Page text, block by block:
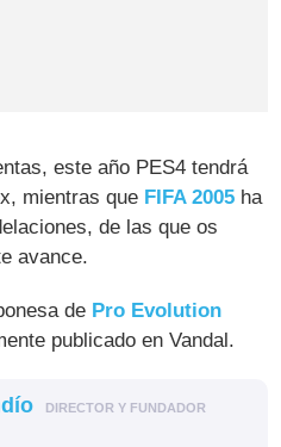
este año PES4 tendrá
mientras que FIFA 2005 ha
de las que os
avance.
de Pro Evolution
publicado en Vandal.
DIRECTOR Y FUNDADOR